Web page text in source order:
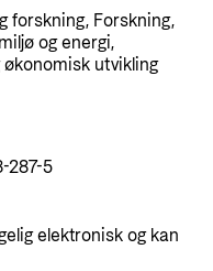
forskning, Forskning,
og energi,
utvikling
287-5
elektronisk og kan